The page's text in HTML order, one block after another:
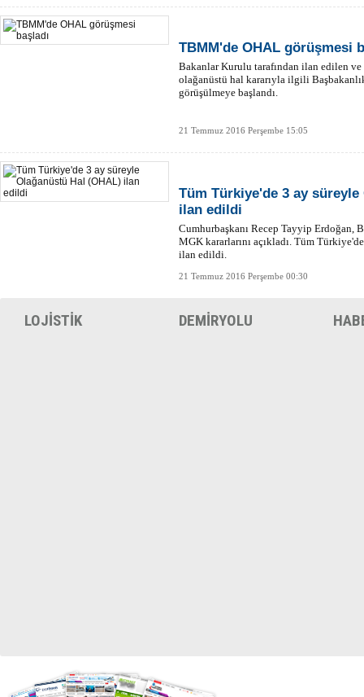
TBMM'de OHAL görüşmesi
Bakanlar Kurulu tarafından ilan edilen ve
olağanüstü hal kararıyla ilgili
görüşülmeye başlandı.
21 Temmuz 2016 Perşembe 15:05
Tüm Türkiye'de 3 ay
ilan edildi
Cumhurbaşkanı Recep Tayyip Erdoğan,
MGK kararlarını açıkladı. Tüm
ilan edildi.
21 Temmuz 2016 Perşembe 00:30
LOJİSTİK DEMİRYOLU